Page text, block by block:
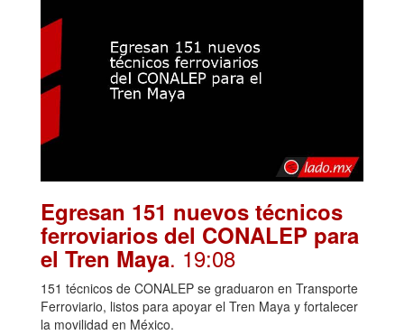
Egresan 151 nuevos técnicos
ferroviarios del CONALEP para
el Tren Maya. 19:08
151 técnicos de CONALEP se graduaron en Transporte
Ferroviario, listos para apoyar el Tren Maya y fortalecer
la movilidad en México.